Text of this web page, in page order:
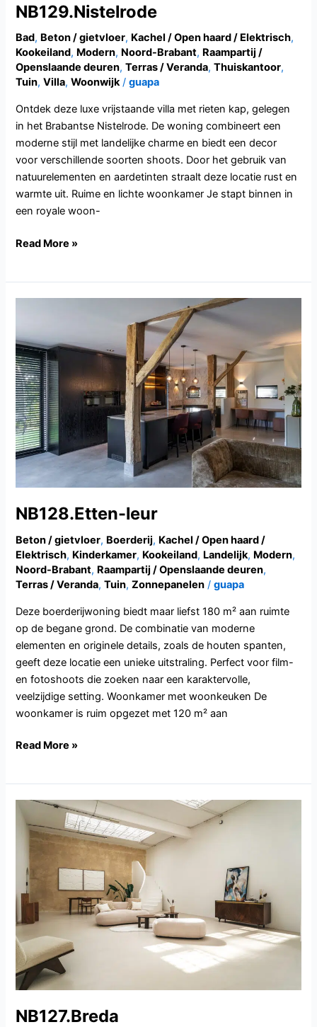
NB129.Nistelrode
Bad, Beton / gietvloer, Kachel / Open haard / Elektrisch,
Kookeiland, Modern, Noord-Brabant, Raampartij /
Openslaande deuren,Terras / Veranda,Thuiskantoor,
Tuin,Villa,Woonwijk/guapa
Ontdek deze luxe vrijstaande villa met rieten kap, gelegen
in het Brabantse Nistelrode. De woning combineert een
moderne stijl met landelijke charme en biedt een decor
voor verschillende soorten shoots. Door het gebruik van
natuurelementen en aardetinten straalt deze locatie rust en
warmte uit. Ruime en lichte woonkamer Je stapt binnen in
een royale woon-
Read More »
NB128.Etten-leur
Beton / gietvloer, Boerderij, Kachel / Open haard /
Elektrisch, Kinderkamer, Kookeiland, Landelijk, Modern,
Noord-Brabant, Raampartij / Openslaande deuren,
Terras / Veranda,Tuin,Zonnepanelen /guapa
Deze boerderijwoning biedt maar liefst 180 m² aan ruimte
op de begane grond. De combinatie van moderne
elementen en originele details, zoals de houten spanten,
geeft deze locatie een unieke uitstraling. Perfect voor film-
en fotoshoots die zoeken naar een karaktervolle,
veelzijdige setting. Woonkamer met woonkeuken De
woonkamer is ruim opgezet met 120 m² aan
Read More »
NB127.Breda
NB127.Breda